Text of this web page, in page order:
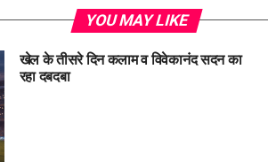
YOU MAY LIKE
खेल के तीसरे दिन कलाम व विवेकानंद सदन का
रहा दबदबा